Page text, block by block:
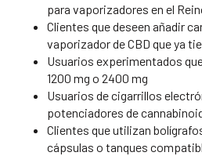
para vaporizadores en el
Clientes que deseen añadir
vaporizador de CBD que ya
Usuarios experimentados
1200 mg o 2400 mg
Usuarios de cigarrillos
potenciadores de
Clientes que utilizan
cápsulas o tanques